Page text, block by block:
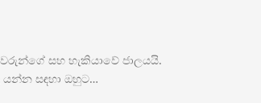
සහ හැකියාවේ ජාලයයි.
සඳහා ඔහුට…